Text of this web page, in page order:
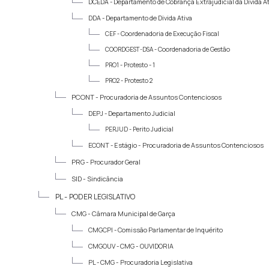
DCEDA - Departamento de Cobrança Extrajudicial da Dívida
DDA - Departamento de Divida Ativa
CEF -Coordenadoria de Execução Fiscal
COORDGEST-DSA -Coordenadoria de Gestão
PRO1 - Protesto - 1
PRO2 - Protesto 2
PCONT - Procuradoria de Assuntos Contenciosos
DEPJ - Departamento Judicial
PERJUD - Perito Judicial
ECONT - Estágio - Procuradoria de Assuntos Contenciosos
PRG - Procurador Geral
SID - Sindicância
PL - PODER LEGISLATIVO
CMG - Câmara Municipal de Garça
CMGCPI -Comissão Parlamentar de Inquérito
CMGOUV -CMG - OUVIDORIA
PL -CMG - Procuradoria Legislativa